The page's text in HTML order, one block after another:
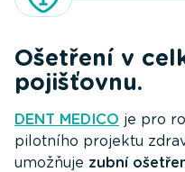
Ošetření v
pojišťovnu.
DENT MEDICO je pro
pilotního projektu
umožňuje zubní